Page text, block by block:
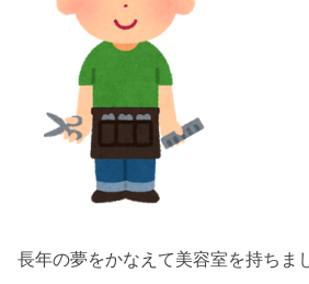
長年の夢をかなえて美容室を持ちま